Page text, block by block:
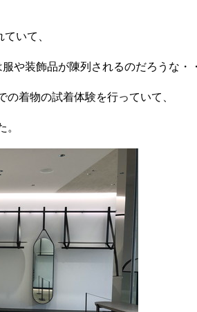
いて、
や装飾品が陳列されるのだろうな・
着物の試着体験を行っていて、
。